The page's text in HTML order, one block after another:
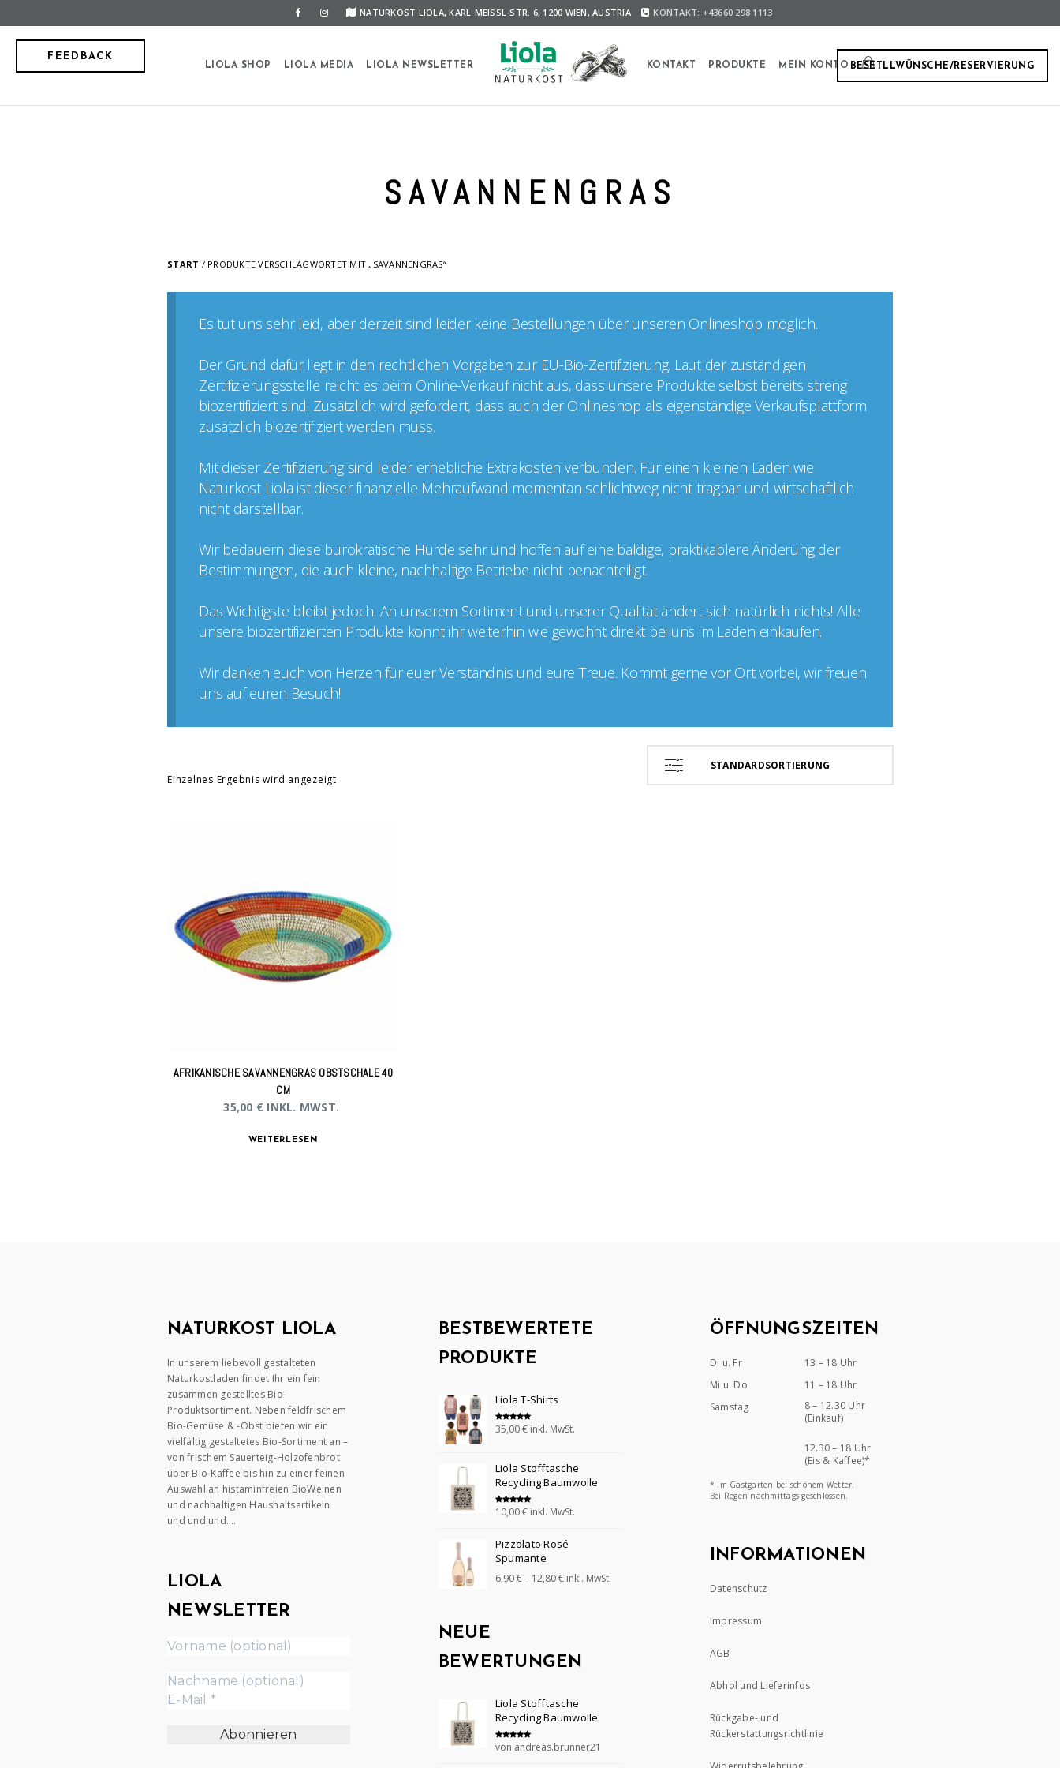
NATURKOST LIOLA, KARL-MEISSL-STR. 6, 1200 WIEN, AUSTRIA KONTAKT: +43660 298 1113
FEEDBACK
BESETLLWÜNSCHE/RESERVIERUNG
LIOLA SHOP LIOLA MEDIA LIOLA NEWSLETTER KONTAKT PRODUKTE MEIN KONTO
SAVANNENGRAS
START / PRODUKTE VERSCHLAGWORTET MIT „SAVANNENGRAS“
Es tut uns sehr leid, aber derzeit sind leider keine Bestellungen über unseren Onlineshop möglich.
Der Grund dafür liegt in den rechtlichen Vorgaben zur EU-Bio-Zertifizierung. Laut der zuständigen
Zertifizierungsstelle reicht es beim Online-Verkauf nicht aus, dass unsere Produkte selbst bereits streng
biozertifiziert sind. Zusätzlich wird gefordert, dass auch der Onlineshop als eigenständige Verkaufsplattform
zusätzlich biozertifiziert werden muss.
Mit dieser Zertifizierung sind leider erhebliche Extrakosten verbunden. Für einen kleinen Laden wie
Naturkost Liola ist dieser finanzielle Mehraufwand momentan schlichtweg nicht tragbar und wirtschaftlich
nicht darstellbar.
Wir bedauern diese bürokratische Hürde sehr und hoffen auf eine baldige, praktikablere Änderung der
Bestimmungen, die auch kleine, nachhaltige Betriebe nicht benachteiligt.
Das Wichtigste bleibt jedoch. An unserem Sortiment und unserer Qualität ändert sich natürlich nichts! Alle
unsere biozertifizierten Produkte könnt ihr weiterhin wie gewohnt direkt bei uns im Laden einkaufen.
Wir danken euch von Herzen für euer Verständnis und eure Treue. Kommt gerne vor Ort vorbei, wir freuen
uns auf euren Besuch!
Einzelnes Ergebnis wird angezeigt
STANDARDSORTIERUNG
AFRIKANISCHE SAVANNENGRAS OBSTSCHALE 40
CM
35,00 € INKL. MWST.
WEITERLESEN
NATURKOST LIOLA
In unserem liebevoll gestalteten
Naturkostladen findet Ihr ein fein
zusammen gestelltes Bio-
Produktsortiment. Neben feldfrischem
Bio-Gemüse & -Obst bieten wir ein
vielfältig gestaltetes Bio-Sortiment an –
von frischem Sauerteig-Holzofenbrot
über Bio-Kaffee bis hin zu einer feinen
Auswahl an histaminfreien BioWeinen
und nachhaltigen Haushaltsartikeln
und und und….
LIOLA
NEWSLETTER
BESTBEWERTETE
PRODUKTE
Liola T-Shirts
Bewertet mit
5.00
35,00€ inkl. MwSt.
Liola Stofftasche
Recycling Baumwolle
Bewertet mit
5.00
10,00€ inkl. MwSt.
Pizzolato Rosé
Spumante
6,90€– 12,80€ inkl. MwSt.
NEUE
BEWERTUNGEN
Liola Stofftasche
Recycling Baumwolle
Bewertet mit
von andreas.brunner21
ÖFFNUNGSZEITEN
Di u. Fr
13 – 18 Uhr
Mi u. Do
11 – 18 Uhr
Samstag
8 – 12.30 Uhr
(Einkauf)
12.30 – 18 Uhr
(Eis & Kaffee)*
* Im Gastgarten bei schönem Wetter.
Bei Regen nachmittags geschlossen.
INFORMATIONEN
Datenschutz
Impressum
AGB
Abhol und Lieferinfos
Rückgabe- und
Rückerstattungsrichtlinie